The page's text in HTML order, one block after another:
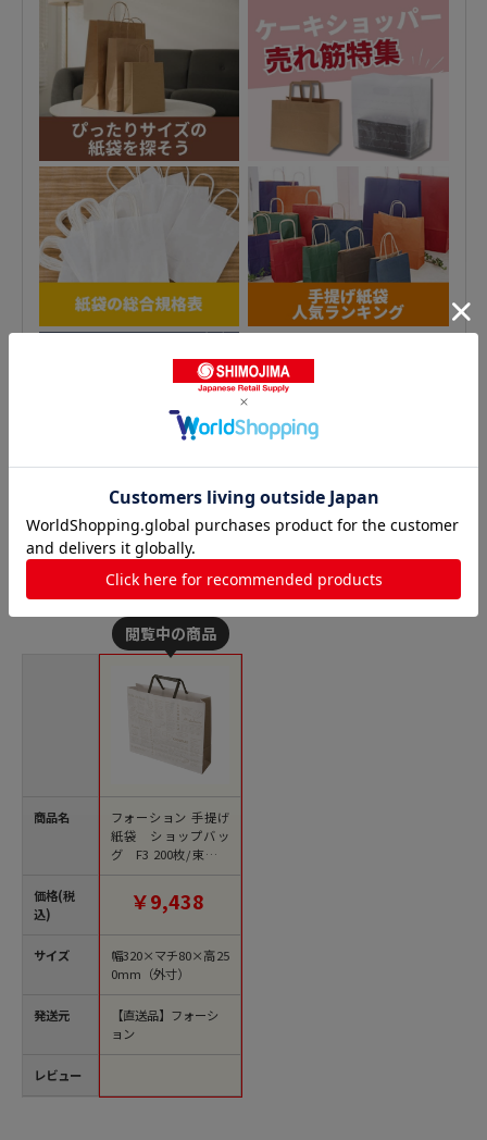
平紐紙袋の人気商品との比較
商品名
価格(税
込)
サイズ
発送元
レビュー
フォーション 手提げ
紙袋 ショップバッ
グ F3 200枚/束（ご
注文単位1束）【直送
￥9,438
幅320×マチ80×高25
0mm（外寸）
【直送品】フォーシ
ョン